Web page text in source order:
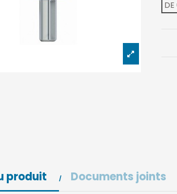
produit Documents joints